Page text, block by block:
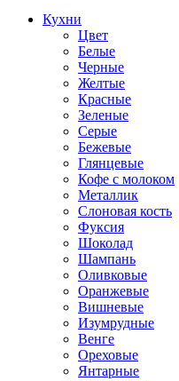
Кухни
Цвет
Белые
Черные
Желтые
Красные
Зеленые
Серые
Бежевые
Глянцевые
Кофе с молоком
Металлик
Слоновая кость
Фуксия
Шоколад
Шампань
Оливковые
Оранжевые
Вишневые
Изумрудные
Венге
Ореховые
Янтарные